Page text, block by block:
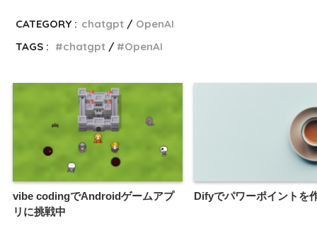
CATEGORY : chatgpt
OpenAI
TAGS :
chatgpt OpenAI
vibe codingでAndroidゲームアプ
リに挑戦中
Difyでパワーポイントを